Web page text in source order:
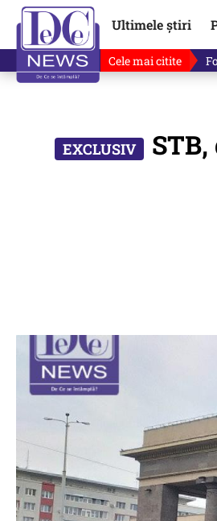
Ultimele știri
Cele mai citite